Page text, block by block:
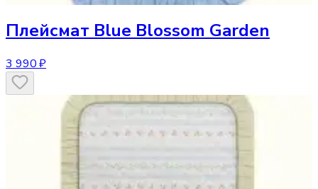
Плейсмат Blue Blossom Garden
3 990 ₽